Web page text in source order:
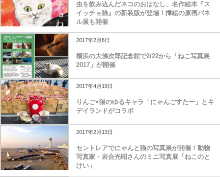
虫を飲み込んだネコのおはなし、名作絵本『ス
イッチョ猫』の新装版が登場！挿絵の原画パネ
ル展も開催
2017年2月8日
横浜の大佛次郎記念館で2/22から「ねこ写真展
2017」が開催
2017年4月19日
りんご×猫のゆるキャラ「にゃんごすたー」とキ
デイランドがコラボ
2017年2月13日
セントレアでにゃんと猫の写真展が開催！動物
写真家・岩合光昭さんのミニ写真展「ねこのと
けい」